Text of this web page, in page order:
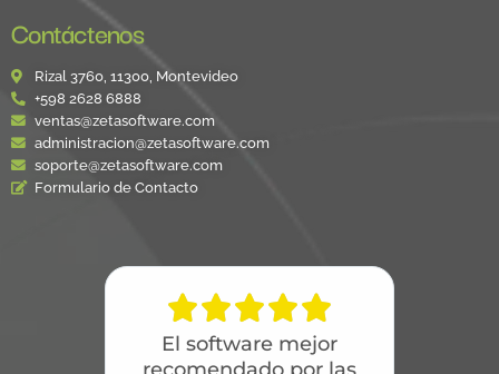
Contáctenos
Rizal 3760, 11300, Montevideo
+598 2628 6888
ventas@zetasoftware.com
administracion@zetasoftware.com
soporte@zetasoftware.com
Formulario de Contacto

El software mejor